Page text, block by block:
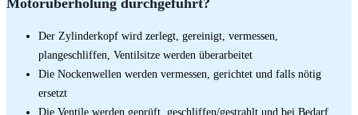
Der Zylinderkopf wird zerlegt, gereinigt, vermessen,
plangeschliffen, Ventilsitze werden überarbeitet
Die Nockenwellen werden vermessen, gerichtet und falls nötig
ersetzt
Die Ventile werden geprüft, geschliffen/gestrahlt und bei Bedarf